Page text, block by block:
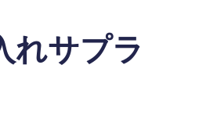
れサプラ